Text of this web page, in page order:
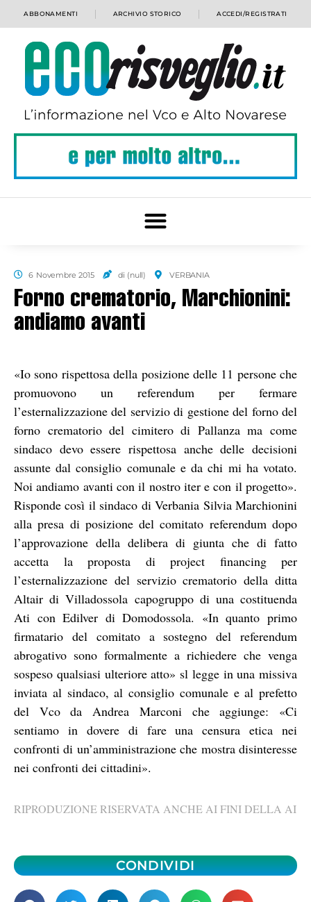
ABBONAMENTI ARCHIVIO STORICO ACCEDI/REGISTRATI
6 Novembre 2015 di (null) VERBANIA
Forno crematorio, Marchionini:
andiamo avanti
«Io sono rispettosa della posizione delle 11 persone che
promuovono un referendum per fermare
l’esternalizzazione del servizio di gestione del forno del
forno crematorio del cimitero di Pallanza ma come
sindaco devo essere rispettosa anche delle decisioni
assunte dal consiglio comunale e da chi mi ha votato.
Noi andiamo avanti con il nostro iter e con il progetto».
Risponde così il sindaco di Verbania Silvia Marchionini
alla presa di posizione del comitato referendum dopo
l’approvazione della delibera di giunta che di fatto
accetta la proposta di project financing per
l’esternalizzazione del servizio crematorio della ditta
Altair di Villadossola capogruppo di una costituenda
Ati con Edilver di Domodossola. «In quanto primo
firmatario del comitato a sostegno del referendum
abrogativo sono formalmente a richiedere che venga
sospeso qualsiasi ulteriore atto» sl legge in una missiva
inviata al sindaco, al consiglio comunale e al prefetto
del Vco da Andrea Marconi che aggiunge: «Ci
sentiamo in dovere di fare una censura etica nei
confronti di un’amministrazione che mostra disinteresse
nei confronti dei cittadini».
RIPRODUZIONE RISERVATA ANCHE AI FINI DELLA AI
CONDIVIDI